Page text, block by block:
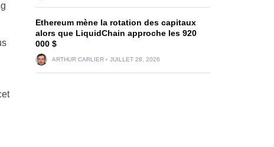
Ethereum mène la rotation des capitaux
alors que LiquidChain approche les 920
000 $
ARTHUR CARLIER JUILLET 28, 2026